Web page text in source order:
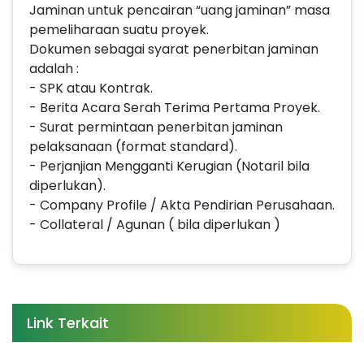
Jaminan untuk pencairan “uang jaminan” masa
pemeliharaan suatu proyek.
Dokumen sebagai syarat penerbitan jaminan
adalah :
- SPK atau Kontrak.
- Berita Acara Serah Terima Pertama Proyek.
- Surat permintaan penerbitan jaminan
pelaksanaan (format standard).
- Perjanjian Mengganti Kerugian (Notaril bila
diperlukan).
- Company Profile / Akta Pendirian Perusahaan.
- Collateral / Agunan ( bila diperlukan )
Link Terkait